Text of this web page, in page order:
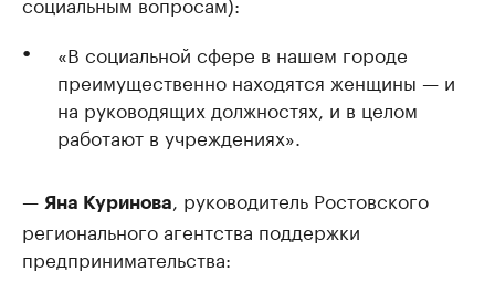
«В социальной сфере в нашем городе
преимущественно находятся женщины — и
на руководящих должностях, и в целом
работают в учреждениях».
— Яна Куринова
, руководитель Ростовского
регионального агентства поддержки
предпринимательства: